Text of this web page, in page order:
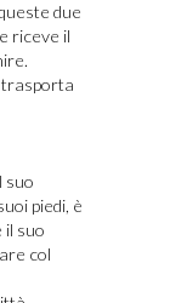
due
riceve il
trasporta
suo
piedi, è
il suo
col